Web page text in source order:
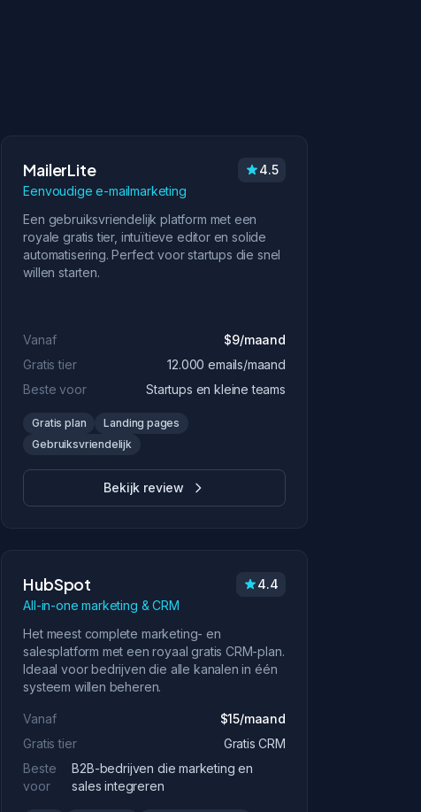
MailerLite
Eenvoudige e-mailmarketing
4.5
Een gebruiksvriendelijk platform met een
royale gratis tier, intuïtieve editor en solide
automatisering. Perfect voor startups die snel
willen starten.
Vanaf
$9/maand
Gratis tier
12.000 emails/maand
Beste voor
Startups en kleine teams
Gratis plan
Landing pages
Gebruiksvriendelijk
Bekijk review
HubSpot
All-in-one marketing & CRM
4.4
Het meest complete marketing- en
salesplatform met een royaal gratis CRM-plan.
Ideaal voor bedrijven die alle kanalen in één
systeem willen beheren.
Vanaf
$15/maand
Gratis tier
Gratis CRM
Beste
voor
B2B-bedrijven die marketing en
sales integreren